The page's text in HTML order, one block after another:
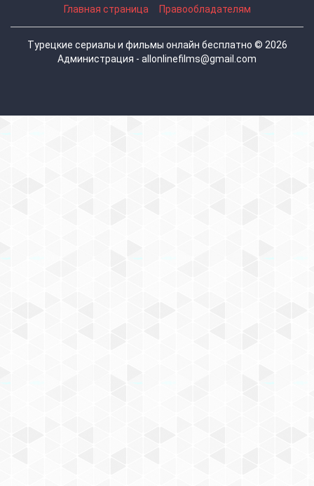
Главная страница Правообладателям
Турецкие сериалы и фильмы онлайн бесплатно © 2026
Администрация - allonlinefilms@gmail.com